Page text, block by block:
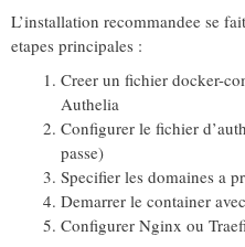
L’installation recommandee se
etapes principales :
Creer un fichier docker-
Authelia
Configurer le fichier
passe)
Specifier les domaines a
Demarrer le container
Configurer Nginx ou